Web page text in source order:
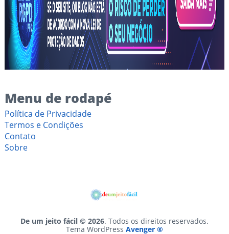
Menu de rodapé
Política de Privacidade
Termos e Condições
Contato
Sobre
De um jeito fácil © 2026. Todos os direitos reservados.
Tema WordPress Avenger ®